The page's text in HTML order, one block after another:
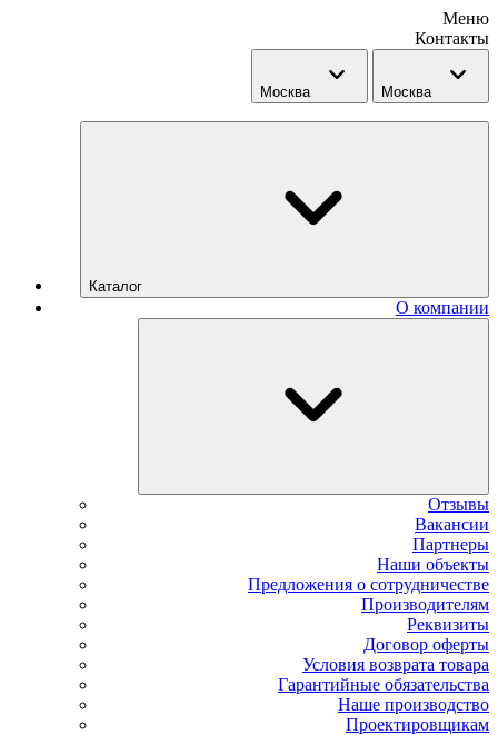
Меню
Контакты
Москва Москва
Каталог
О компании
Отзывы
Вакансии
Партнеры
Наши объекты
Предложения о сотрудничестве
Производителям
Реквизиты
Договор оферты
Условия возврата товара
Гарантийные обязательства
Наше производство
Проектировщикам